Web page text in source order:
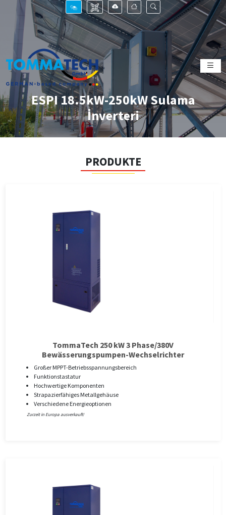
ESPI 18.5kW-250kW Sulama
İnverteri
PRODUKTE
TommaTech 250 kW 3 Phase/380V
Bewässerungspumpen-Wechselrichter
Großer MPPT-Betriebsspannungsbereich
Funktionstastatur
Hochwertige Komponenten
Strapazierfähiges Metallgehäuse
Verschiedene Energieoptionen
Zurzeit in Europa ausverkauft!